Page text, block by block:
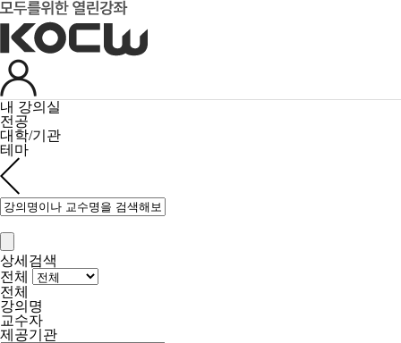
내 강의실
전공
대학/기관
테마
상세검색
전체
전체
강의명
교수자
제공기관